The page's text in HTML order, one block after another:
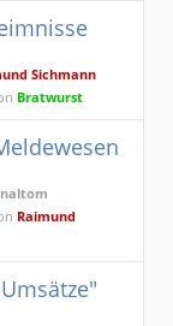
Sichmann
Bratwurst
Raimund